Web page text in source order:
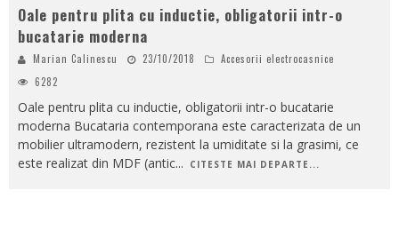
Oale pentru plita cu inductie, obligatorii intr-o
bucatarie moderna
Marian Calinescu 23/10/2018
Accesorii electrocasnice
6282
Oale pentru plita cu inductie, obligatorii intr-o bucatarie
moderna Bucataria contemporana este caracterizata de un
mobilier ultramodern, rezistent la umiditate si la grasimi, ce
este realizat din MDF (antic... CITESTE MAI DEPARTE...